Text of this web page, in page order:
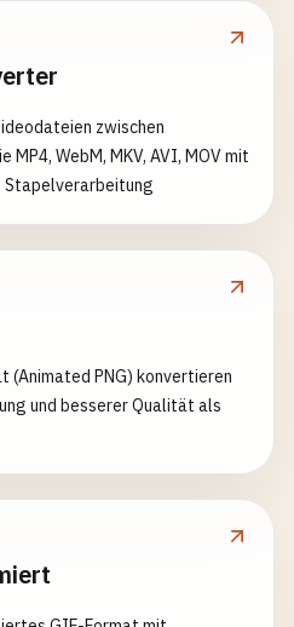
zwischen
MP4, WebM, MKV, AVI, MOV mit
(Animated PNG) konvertieren
und besserer Qualität als